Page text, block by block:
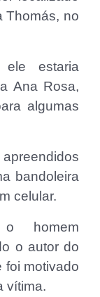
Thomás, no
ele estaria
Ana Rosa,
algumas
bandoleira
celular.
o homem
o autor do
foi motivado
vítima.